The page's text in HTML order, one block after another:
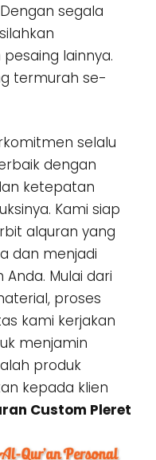
segala
lainnya.
termurah se-
selalu
dengan
ketepatan
Kami siap
alquran yang
dan menjadi
Mulai dari
proses
kami kerjakan
menjamin
produk
kepada klien
Custom Pleret